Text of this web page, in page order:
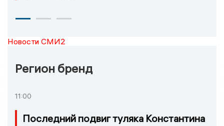
Новости СМИ2
Регион бренд
11:00
Последний подвиг туляка Константина